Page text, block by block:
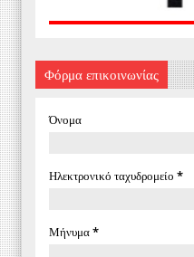
Φόρμα επικοινωνίας
Όνομα
Ηλεκτρονικό ταχυδρομείο *
Μήνυμα*